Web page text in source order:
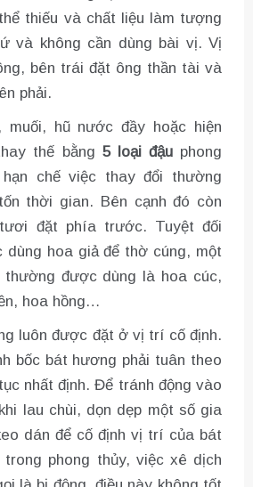
thiếu và chất liệu làm tượng
và không cần dùng bài vị. Vị
bên trái đặt ông thần tài và
phải.
muối, hũ nước đầy hoặc hiện
thế bằng 5 loại đậu phong
hạn chế việc thay đổi thường
thời gian. Bên cạnh đó còn
đặt phía trước. Tuyệt đối
dùng hoa giả để thờ cúng, một
thường được dùng là hoa cúc,
hoa hồng…
luôn được đặt ở vị trí cố định.
bốc bát hương phải tuân theo
nhất định. Để tránh động vào
lau chùi, dọn dẹp một số gia
dán để cố định vị trí của bát
phong thủy, việc xê dịch